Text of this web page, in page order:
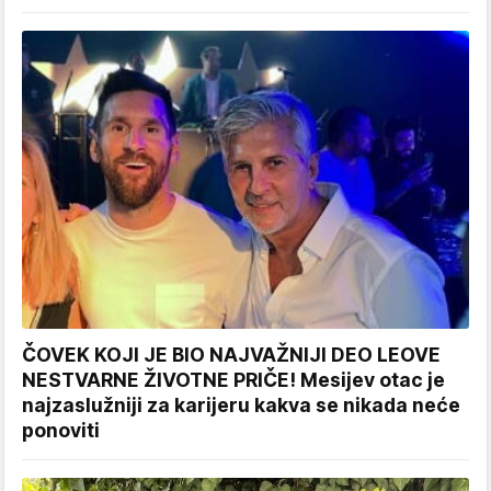
ČOVEK KOJI JE BIO NAJVAŽNIJI DEO LEOVE
NESTVARNE ŽIVOTNE PRIČE! Mesijev otac je
najzaslužniji za karijeru kakva se nikada neće
ponoviti